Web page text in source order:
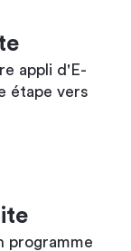
appli d'E-
étape vers
programme